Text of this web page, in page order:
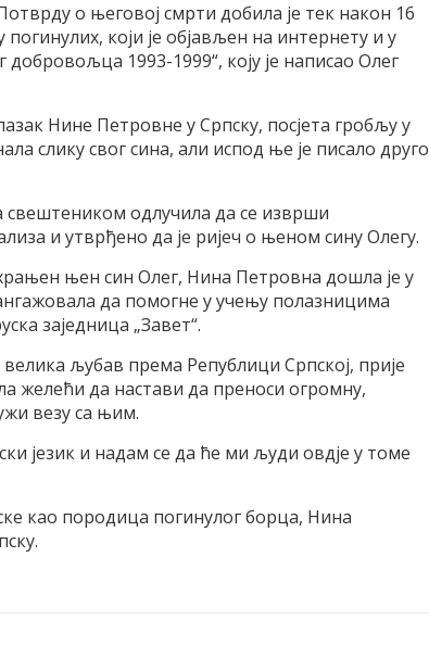
о његовој смрти добила је тек након 16
који је објављен на интернету и у
1993-1999“, коју је написао Олег
Нине Петровне у Српску, посјета гробљу у
слику свог сина, али испод ње је писало друго
свештеником одлучила да се изврши
и утврђено да је ријеч о њеном сину Олегу.
њен син Олег, Нина Петровна дошла је у
да помогне у учењу полазницима
заједница „Завет“.
љубав према Републици Српској, прије
желећи да настави да преноси огромну,
везу са њим.
језик и надам се да ће ми људи овдје у томе
као породица погинулог борца, Нина